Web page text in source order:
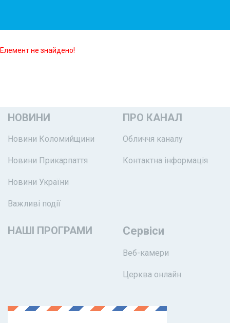
Елемент не знайдено!
НОВИНИ
Новини Коломийщини
Новини Прикарпаття
Новини України
Важливі події
ПРО КАНАЛ
Обличчя каналу
Контактна інформація
НАШІ ПРОГРАМИ Сервіси
Веб-камери
Церква онлайн